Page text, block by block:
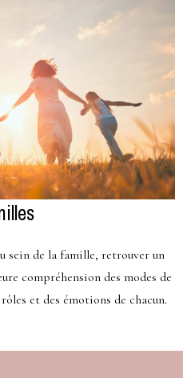
sein de la famille, retrouver un
compréhension des modes de
et des émotions de chacun.